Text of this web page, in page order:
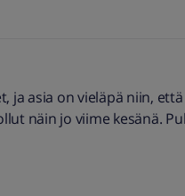
ja asia on vieläpä niin,
näin jo viime kesänä.